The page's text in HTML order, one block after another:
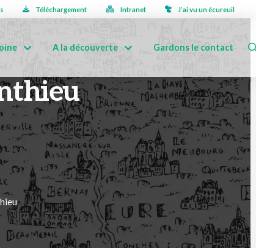
Téléchargement Intranet J’ai vu un écureuil
A la découverte Gardons le contact